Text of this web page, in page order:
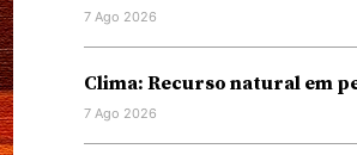
7 Ago 2026
Clima: Recurso natural em
7 Ago 2026